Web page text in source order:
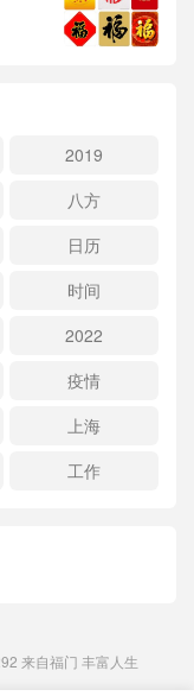
2019
八方
日历
时间
2022
疫情
上海
工作
来自福门 丰富人生